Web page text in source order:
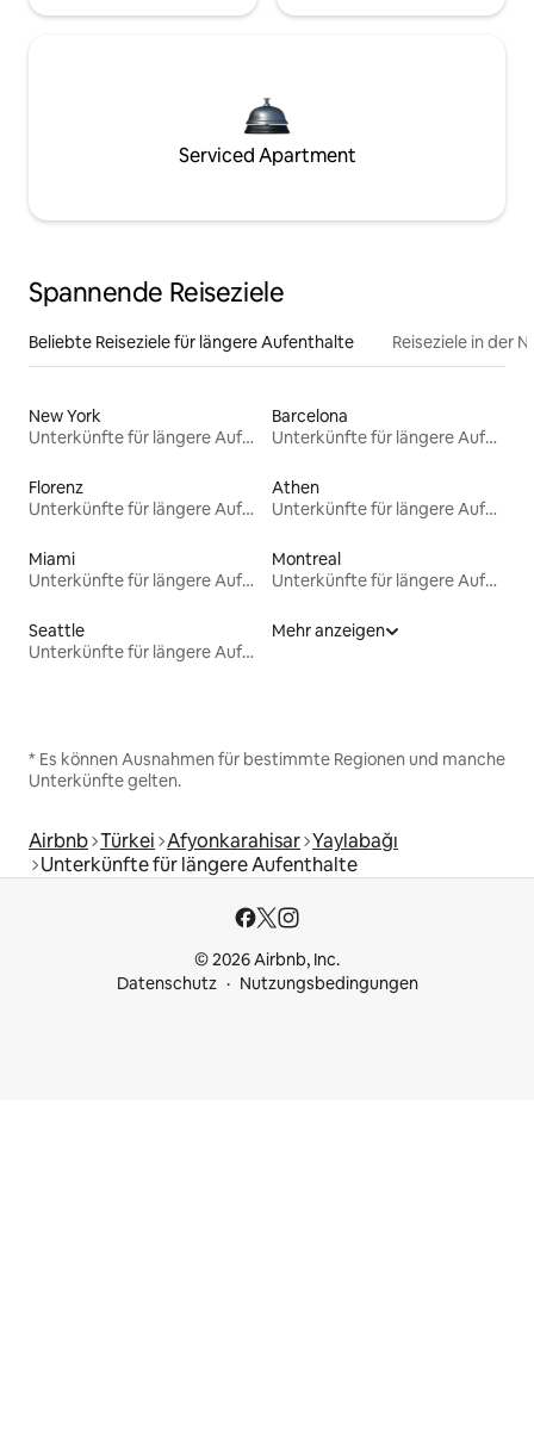
Serviced Apartment
Spannende Reiseziele
Beliebte Reiseziele für längere Aufenthalte Reiseziele in der
New York
Unterkünfte für längere Aufenthalte
Barcelona
Unterkünfte für längere Aufenthalte
Florenz
Unterkünfte für längere Aufenthalte
Athen
Unterkünfte für längere Aufenthalte
Miami
Unterkünfte für längere Aufenthalte
Montreal
Unterkünfte für längere Aufenthalte
Seattle
Unterkünfte für längere Aufenthalte
Mehr anzeigen
* Es können Ausnahmen für bestimmte Regionen und manche
Unterkünfte gelten.
Airbnb Türkei Afyonkarahisar Yaylabağı
Unterkünfte für längere Aufenthalte
© 2026 Airbnb, Inc.
Datenschutz
Nutzungsbedingungen